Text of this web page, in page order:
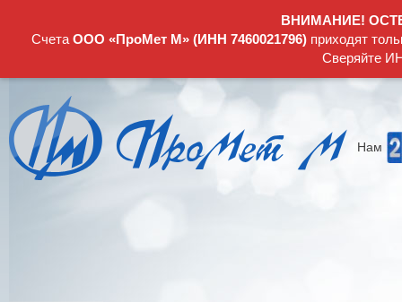
ВНИМАНИЕ!
Счета ООО «ПроМет М» (ИНН 7460021796)приходят
Сверяйте
Нам